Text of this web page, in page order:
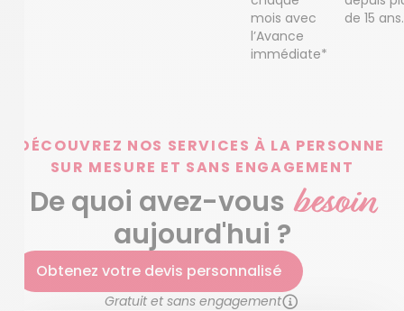
mois avec
l’Avance
immédiate*
de 15 ans.
DÉCOUVREZ NOS SERVICES À LA PERSONNE
SUR MESURE ET SANS ENGAGEMENT
De quoi avez-vous besoin
aujourd'hui ?
Obtenez votre devis personnalisé
Gratuit et sans engagement